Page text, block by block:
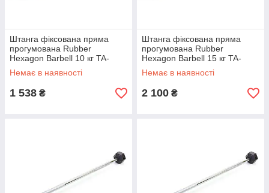
Штанга фіксована пряма
прогумована Rubber
Hexagon Barbell 10 кг TA-
6230-10 (гриф l-95 см)
Немає в наявності
1 538 ₴
Штанга фіксована пряма
прогумована Rubber
Hexagon Barbell 15 кг TA-
6230-15 (гриф l-95 см)
Немає в наявності
2 100 ₴